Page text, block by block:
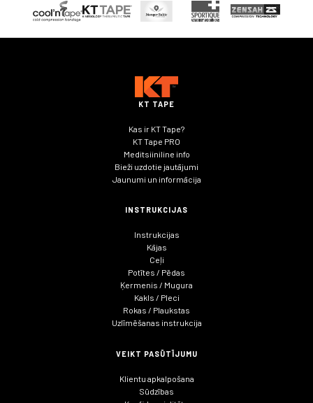
KT TAPE
Kas ir KT Tape?
KT Tape PRO
Meditsiiniline info
Bieži uzdotie jautājumi
Jaunumi un informācija
INSTRUKCIJAS
Instrukcijas
Kājas
Ceļi
Potītes / Pēdas
Ķermenis / Mugura
Kakls / Pleci
Rokas / Plaukstas
Uzlīmēšanas instrukcija
VEIKT PASŪTĪJUMU
Klientu apkalpošana
Sūdzības